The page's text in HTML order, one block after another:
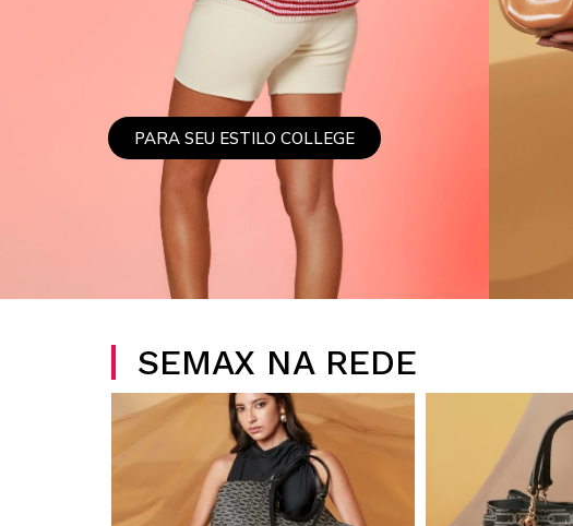
PARA SEU ESTILO COLLEGE
SEMAX NA REDE